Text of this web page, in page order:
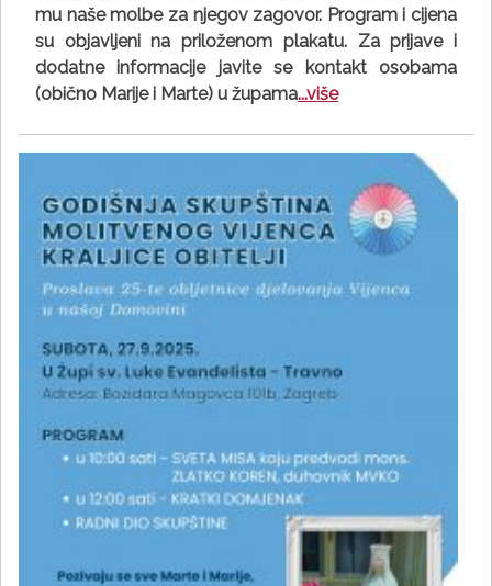
mu naše molbe za njegov zagovor. Program i cijena
su objavljeni na priloženom plakatu. Za prijave i
dodatne informacije javite se kontakt osobama
(obično Marije i Marte) u župama...više